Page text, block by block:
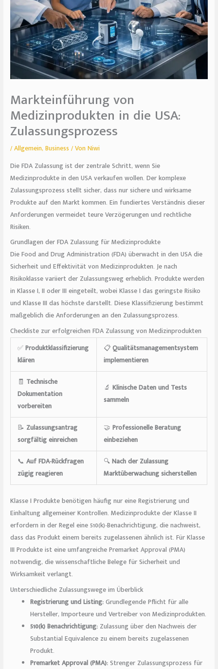
Markteinführung von
Medizinprodukten in die USA:
Zulassungsprozess
/Allgemein,Business / VonNiwi
Die FDA Zulassung ist der zentrale Schritt, wenn Sie
Medizinprodukte in den USA verkaufen wollen. Der komplexe
Zulassungsprozess stellt sicher, dass nur sichere und wirksame
Produkte auf den Markt kommen. Ein fundiertes Verständnis dieser
Anforderungen vermeidet teure Verzögerungen und rechtliche
Risiken.
Grundlagen der FDA Zulassung für Medizinprodukte
Die Food and Drug Administration (FDA) überwacht in den USA die
Sicherheit und Effektivität von Medizinprodukten. Je nach
Risikoklasse variiert der Zulassungsweg erheblich. Produkte werden
in Klasse I, II oder III eingeteilt, wobei Klasse I das geringste Risiko
und Klasse III das höchste darstellt. Diese Klassifizierung bestimmt
maßgeblich die Anforderungen an den Zulassungsprozess.
Checkliste zur erfolgreichen FDA Zulassung von Medizinprodukten
✅Produktklassifizierung
klären
📋Qualitätsmanagementsystem
implementieren
🧾 Technische
Dokumentation
vorbereiten
🔬 Klinische Daten und Tests
sammeln
📝 Zulassungsantrag
sorgfältig einreichen
🤝 Professionelle Beratung
einbeziehen
📞 Auf FDA-Rückfragen
zügig reagieren
🔍 Nach der Zulassung
Marktüberwachung sicherstellen
Klasse I Produkte benötigen häufig nur eine Registrierung und
Einhaltung allgemeiner Kontrollen. Medizinprodukte der Klasse II
erfordern in der Regel eine 510(k)-Benachrichtigung, die nachweist,
dass das Produkt einem bereits zugelassenen ähnlich ist. Für Klasse
III Produkte ist eine umfangreiche Premarket Approval (PMA)
notwendig, die wissenschaftliche Belege für Sicherheit und
Wirksamkeit verlangt.
Unterschiedliche Zulassungswege im Überblick
Registrierung und Listing:Grundlegende Pflicht für alle
Hersteller, Importeure und Vertreiber von Medizinprodukten.
510(k) Benachrichtigung: Zulassung über den Nachweis der
Substantial Equivalence zu einem bereits zugelassenen
Produkt.
Premarket Approval (PMA):Strenger Zulassungsprozess für